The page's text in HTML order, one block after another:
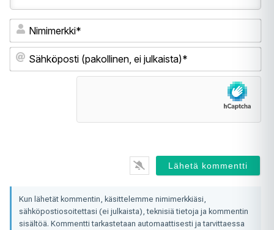
ei
Kun lähetät kommentin, käsittelemme nimimerkkiäsi,
sähköpostiosoitettasi (ei julkaista), teknisiä tietoja ja kommentin
sisältöä. Kommentti tarkastetaan automaattisesti ja tarvittaessa